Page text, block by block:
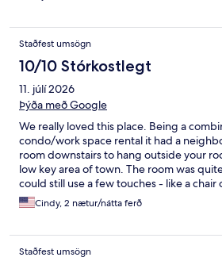
Staðfest umsögn
10/10 Stórkostlegt
11. júlí 2026
Þýða með Google
We really loved this place. Being a
condo/work space rental it had a
room downstairs to hang outside your
low key area of town. The room was
could still use a few touches - like a
table that were bigger than a place to
was clean and comfortable. We used the
provide space to work or have a bite to
welcoming - in an area that is seeing a
Cindy, 2 nætur/nátta ferð
Staðfest umsögn